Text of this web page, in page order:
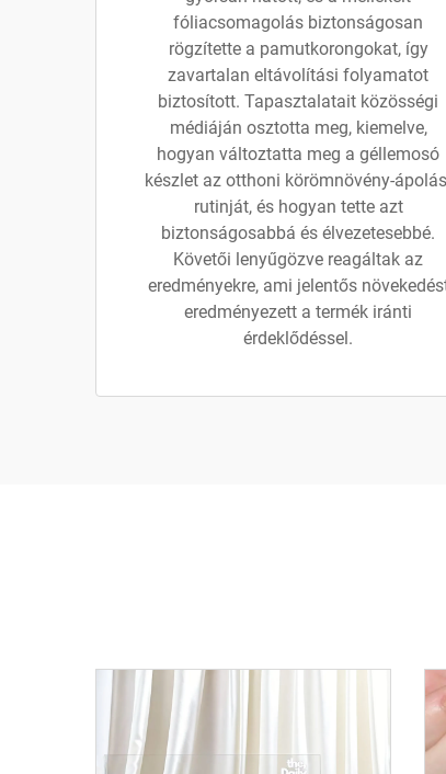
fóliacsomagolás biztonságosan
rögzítette a pamutkorongokat, így
zavartalan eltávolítási folyamatot
biztosított. Tapasztalatait közösségi
médiáján osztotta meg, kiemelve,
hogyan változtatta meg a géllemosó
készlet az otthoni körömnövény-
rutinját, és hogyan tette azt
biztonságosabbá és élvezetesebbé.
Követői lenyűgözve reagáltak az
eredményekre, ami jelentős
eredményezett a termék iránti
érdeklődéssel.